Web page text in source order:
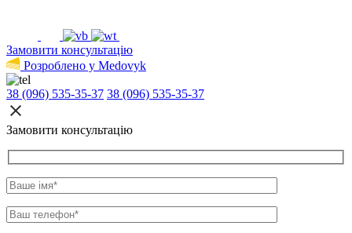
Замовити консультацію
Розроблено у Medovyk
38 (096) 535-35-37 38 (096) 535-35-37
Замовити консультацію